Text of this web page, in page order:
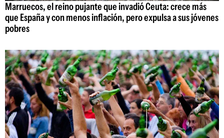
Marruecos, el reino pujante que invadió Ceuta: crece más
que España y con menos inflación, pero expulsa a sus jóvenes
pobres